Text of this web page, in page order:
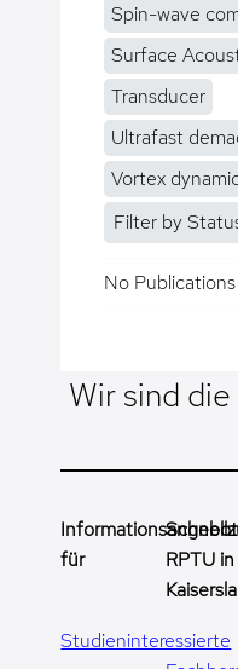
Spin-wave
Surface
Transducer
Ultrafast
Vortex
Filter by
No
Wir sind die
Informationsangebot
für
Studieninteressierte
RPTU in